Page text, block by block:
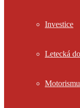
Investice
Letecká